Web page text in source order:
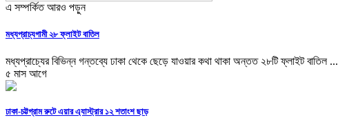
এ সম্পর্কিত আরও পড়ুন
মধ্যপ্রাচ্যগামী ২৮ ফ্লাইট বাতিল
মধ্যপ্রাচ্যের বিভিন্ন গন্তব্যে ঢাকা থেকে ছেড়ে যাওয়ার কথা থাকা অন্তত ২৮টি ফ্লাইট বাতিল ...
৫ মাস আগে
ঢাকা-চট্টগ্রাম রুটে এয়ার এ্যাস্ট্রার ১২ শতাংশ ছাড়